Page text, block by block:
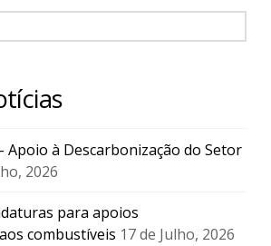
Apoio à Descarbonização do Setor
2026
para apoios
combustíveis 17 de Julho, 2026